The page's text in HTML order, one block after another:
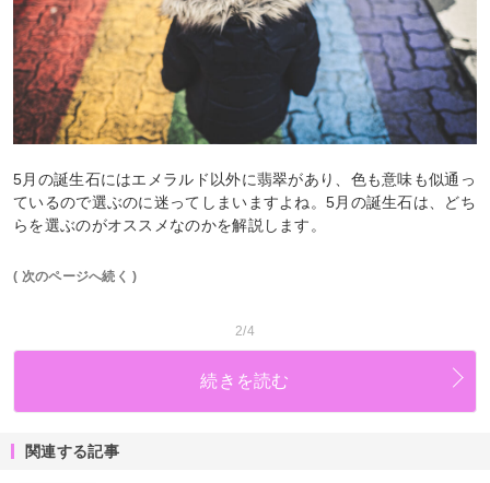
5月の誕生石にはエメラルド以外に翡翠があり、色も意味も似通っ
ているので選ぶのに迷ってしまいますよね。5月の誕生石は、どち
らを選ぶのがオススメなのかを解説します。
( 次のページへ続く )
2/4
続きを読む
関連する記事